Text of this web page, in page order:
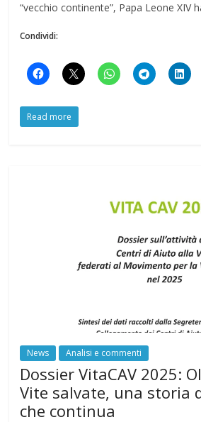
“vecchio continente”, Papa Leone XIV
Condividi:
Read more
News Analisi e commenti
Dossier VitaCAV 2025:
Vite salvate, una storia
che continua